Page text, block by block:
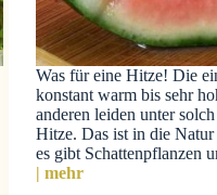
Was für eine Hitze! Die
konstant warm bis sehr
anderen leiden unter
Hitze. Das ist in die
es gibt Schattenpflanzen
| mehr